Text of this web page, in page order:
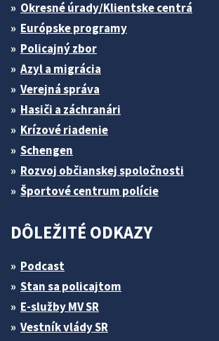
Okresné úrady/Klientske centrá
Európske programy
Policajný zbor
Azyl a migrácia
Verejná správa
Hasiči a záchranári
Krízové riadenie
Schengen
Rozvoj občianskej spoločnosti
Športové centrum polície
DÔLEŽITÉ ODKAZY
Podcast
Stan sa policajtom
E-služby MV SR
Vestník vlády SR